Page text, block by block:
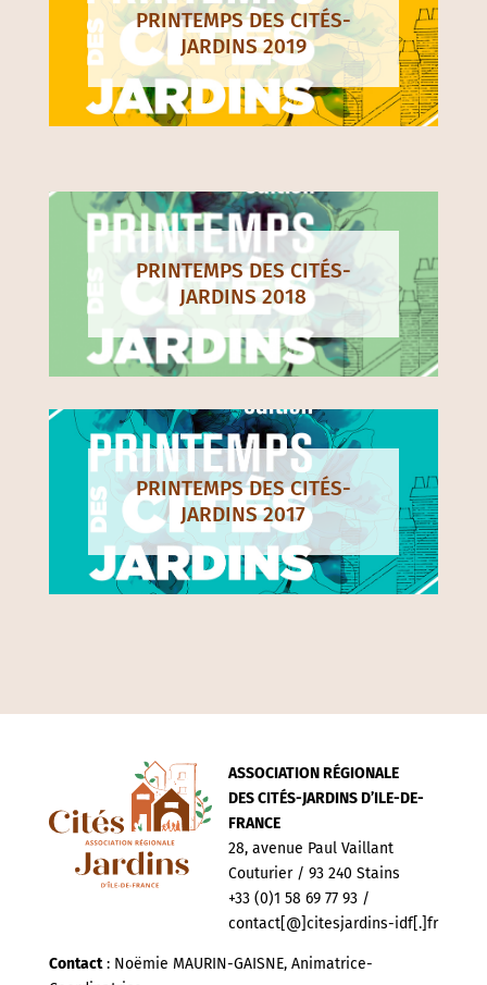
PRINTEMPS DES CITÉS-
JARDINS 2019
PRINTEMPS DES CITÉS-
JARDINS 2018
PRINTEMPS DES CITÉS-
JARDINS 2017
ASSOCIATION RÉGIONALE
DES CITÉS-JARDINS D’ILE-DE-
FRANCE
28, avenue Paul Vaillant
Couturier / 93 240 Stains
+33 (0)1 58 69 77 93 /
contact[@]citesjardins-idf[.]fr
Contact: Noëmie MAURIN-GAISNE, Animatrice-